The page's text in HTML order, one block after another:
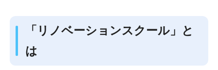
「リノベーションスクール」と
は